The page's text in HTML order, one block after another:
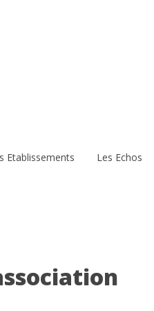
Etablissements Les Echos